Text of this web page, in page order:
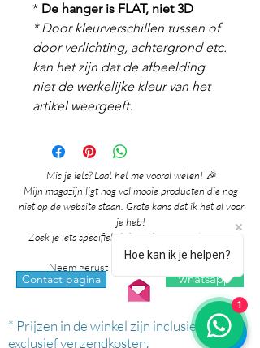
* De hanger is FLAT, niet 3D
* Door kleurverschillen tussen of
door verlichting, achtergrond etc.
kan het zijn dat de afbeelding
niet de werkelijke kleur van het
artikel weergeeft.
Mis je iets? Laat het me vooral weten! 🎉
Mijn magazijn ligt nog vol mooie producten die nog
niet op de website staan. Grote kans dat ik het al voor
je heb!
Zoek je iets specifieks? Ik denk graag met je mee!
Neem gerust contact met me op via:
Contact pagina whatsapp
* Prijzen in de winkel zijn inclusief btw en
exclusief verzendkosten.
Hoe kan ik je helpen?
1